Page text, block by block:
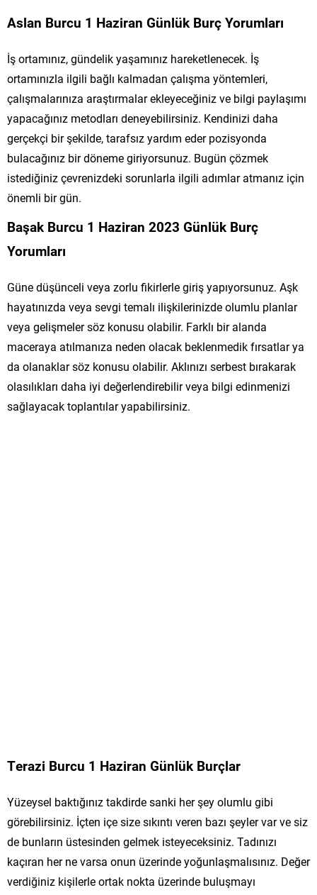
Aslan Burcu 1 Haziran Günlük Burç Yorumları
İş ortamınız, gündelik yaşamınız hareketlenecek. İş
ortamınızla ilgili bağlı kalmadan çalışma yöntemleri,
çalışmalarınıza araştırmalar ekleyeceğiniz ve bilgi paylaşımı
yapacağınız metodları deneyebilirsiniz. Kendinizi daha
gerçekçi bir şekilde, tarafsız yardım eder pozisyonda
bulacağınız bir döneme giriyorsunuz. Bugün çözmek
istediğiniz çevrenizdeki sorunlarla ilgili adımlar atmanız için
önemli bir gün.
Başak Burcu 1 Haziran 2023 Günlük Burç
Yorumları
Güne düşünceli veya zorlu fikirlerle giriş yapıyorsunuz. Aşk
hayatınızda veya sevgi temalı ilişkilerinizde olumlu planlar
veya gelişmeler söz konusu olabilir. Farklı bir alanda
maceraya atılmanıza neden olacak beklenmedik fırsatlar ya
da olanaklar söz konusu olabilir. Aklınızı serbest bırakarak
olasılıkları daha iyi değerlendirebilir veya bilgi edinmenizi
sağlayacak toplantılar yapabilirsiniz.
Terazi Burcu 1 Haziran Günlük Burçlar
Yüzeysel baktığınız takdirde sanki her şey olumlu gibi
görebilirsiniz. İçten içe size sıkıntı veren bazı şeyler var ve siz
de bunların üstesinden gelmek isteyeceksiniz. Tadınızı
kaçıran her ne varsa onun üzerinde yoğunlaşmalısınız. Değer
verdiğiniz kişilerle ortak nokta üzerinde buluşmayı